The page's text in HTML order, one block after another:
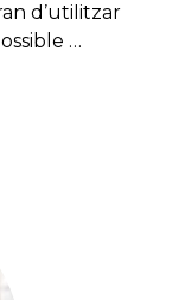
d’utilitzar
…